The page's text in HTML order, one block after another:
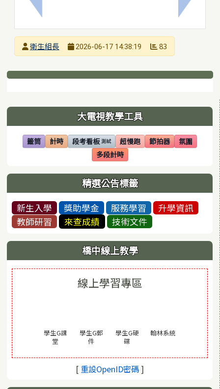
上一筆：辦理115年度青少年性教育活動「青春探索
下一筆：
發布者
衛生組長
2026-06-17 14:38:19 83
下中區域內容
左邊區域內容 大電視教學工具
籤筒
(另開視窗)
計時
(另開視窗)段考看板 測試
(另開視窗) 超慢跑
(另開視窗)節拍器
(另開視窗)氛圍
(另開視窗)
多段計時
(另開視窗)
精選公告標籤
新生入學 獎助學金 服務學習
升學資訊
教師研習
來查成績 技術文件
橋中線上教學
線上學習專區
學生G課
堂
學生G郵
件(另開視窗)
學生G硬
碟(另開視窗)
翰林系統(另開視窗)
[ 重設OpenID密碼(另開視窗)
]